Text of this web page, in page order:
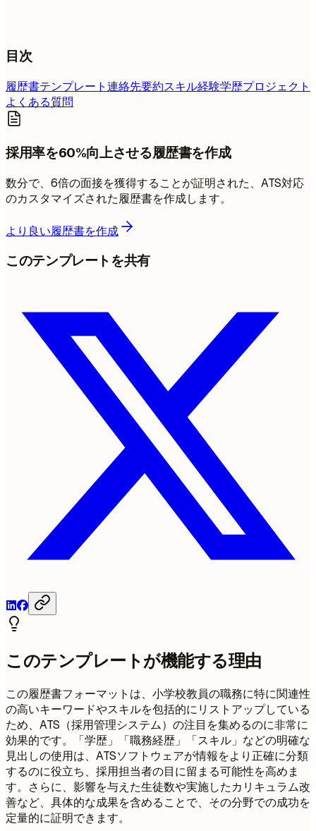
目次
履歴書テンプレート連絡先要約スキル経験学歴プロジェクト
よくある質問
採用率を60%向上させる履歴書を作成
数分で、6倍の面接を獲得することが証明された、ATS対応
のカスタマイズされた履歴書を作成します。
より良い履歴書を作成
このテンプレートを共有
このテンプレートが機能する理由
この履歴書フォーマットは、小学校教員の職務に特に関連性
の高いキーワードやスキルを包括的にリストアップしている
ため、ATS（採用管理システム）の注目を集めるのに非常に
効果的です。「学歴」「職務経歴」「スキル」などの明確な
見出しの使用は、ATSソフトウェアが情報をより正確に分類
するのに役立ち、採用担当者の目に留まる可能性を高めま
す。さらに、影響を与えた生徒数や実施したカリキュラム改
善など、具体的な成果を含めることで、その分野での成功を
定量的に証明できます。